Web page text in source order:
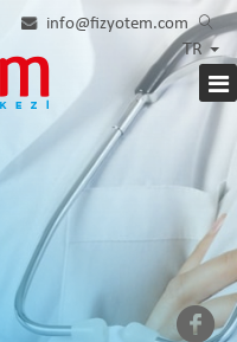
info@fizyotem.com
TR